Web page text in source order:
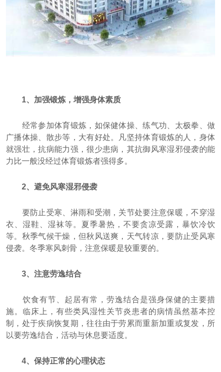
1、加强锻炼，增强身体素质
经常参加体育锻炼，如保健体操、练气功、太极拳、做
广播体操、散步等，大有好处。凡坚持体育锻炼的人，身体
就强壮，抗病能力强，很少患病，其抗御风寒湿邪侵袭的能
力比一般没经过体育锻炼者强得多。
2、避免风寒湿邪侵袭
要防止受寒、淋雨和受潮，关节处要注意保暖，不穿湿
衣、湿鞋、湿袜等。夏季暑热，不要贪凉受露，暴饮冷饮
等。秋季气候干燥，但秋风送爽，天气转凉，要防止受风寒
侵袭。冬季寒风刺骨，注意保暖是较重要的。
3、注意劳逸结合
饮食有节、起居有常，劳逸结合是强身保健的主要措
施。临床上，有些类风湿性关节炎患者的病情虽然基本控
制，处于疾病恢复期，往往由于劳累而重新加重或复发，所
以要劳逸结合，活动与休息要适度。
4、保持正常的心理状态